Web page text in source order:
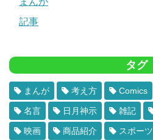
記事
タグ
まんが 考え方 Comics
名言 日月神示 雑記
映画 商品紹介 スポーツ